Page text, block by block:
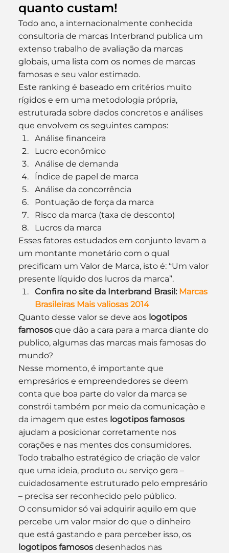
quanto custam!
Todo ano, a internacionalmente conhecida
consultoria de marcas Interbrand publica um
extenso trabalho de avaliação da marcas
globais, uma lista com os nomes de marcas
famosas e seu valor estimado.
Este ranking é baseado em critérios muito
rígidos e em uma metodologia própria,
estruturada sobre dados concretos e análises
que envolvem os seguintes campos:
Análise financeira
Lucro econômico
Análise de demanda
Índice de papel de marca
Análise da concorrência
Pontuação de força da marca
Risco da marca (taxa de desconto)
Lucros da marca
Esses fatores estudados em conjunto levam a
um montante monetário com o qual
precificam um Valor de Marca, isto é: “Um valor
presente líquido dos lucros da marca”.
Confira no site da Interbrand Brasil: Marcas
Brasileiras Mais valiosas 2014
Quanto desse valor se deve aos logotipos
famosos que dão a cara para a marca diante do
publico, algumas das marcas mais famosas do
mundo?
Nesse momento, é importante que
empresários e empreendedores se deem
conta que boa parte do valor da marca se
constrói também por meio da comunicação e
da imagem que estes logotipos famosos
ajudam a posicionar corretamente nos
corações e nas mentes dos consumidores.
Todo trabalho estratégico de criação de valor
que uma ideia, produto ou serviço gera –
cuidadosamente estruturado pelo empresário
– precisa ser reconhecido pelo público.
O consumidor só vai adquirir aquilo em que
percebe um valor maior do que o dinheiro
que está gastando e para perceber isso, os
logotipos famosos desenhados nas